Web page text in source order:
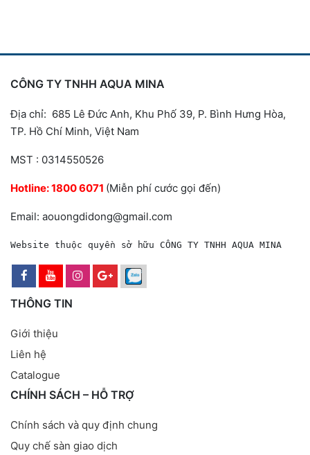
CÔNG TY TNHH AQUA MINA
Địa chỉ: 685 Lê Đức Anh, Khu Phố 39, P. Bình Hưng Hòa,
TP. Hồ Chí Minh, Việt Nam
MST : 0314550526
Hotline:1800 6071 (Miễn phí cước gọi đến)
Email: aouongdidong@gmail.com
Website thuộc quyền sở hữu CÔNG TY TNHH AQUA MINA
THÔNG TIN
Giới thiệu
Liên hệ
Catalogue
CHÍNH SÁCH – HỖ TRỢ
Chính sách và quy định chung
Quy chế sàn giao dịch